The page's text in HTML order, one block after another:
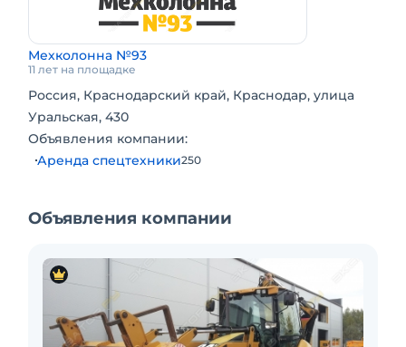
Мехколонна №93
11 лет на площадке
Россия, Краснодарский край, Краснодар, улица
Уральская, 430
Объявления компании:
Аренда спецтехники250
Объявления компании